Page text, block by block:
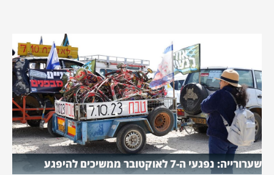
שערורייה: נפגעי ה-7 לאוקטובר ממשיכים להיפגע